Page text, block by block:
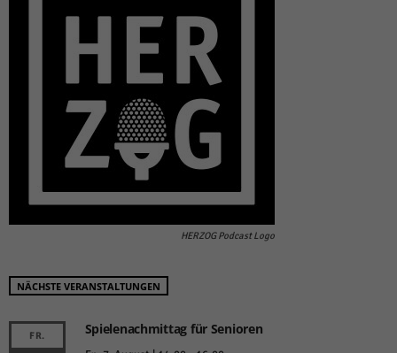
HERZOG Podcast Logo
NÄCHSTE VERANSTALTUNGEN
FR. Spielenachmittag für Senioren